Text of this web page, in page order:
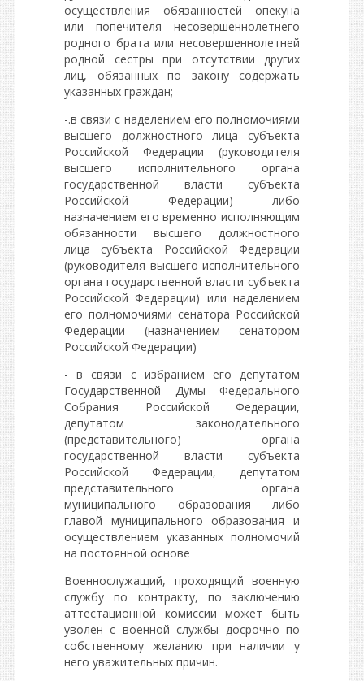
осуществления обязанностей опекуна
или попечителя несовершеннолетнего
родного брата или несовершеннолетней
родной сестры при отсутствии других
лиц, обязанных по закону содержать
указанных граждан;
-.в связи с наделением его полномочиями
высшего должностного лица субъекта
Российской Федерации (руководителя
высшего исполнительного органа
государственной власти субъекта
Российской Федерации) либо
назначением его временно исполняющим
обязанности высшего должностного
лица субъекта Российской Федерации
(руководителя высшего исполнительного
органа государственной власти субъекта
Российской Федерации) или наделением
его полномочиями сенатора Российской
Федерации (назначением сенатором
Российской Федерации)
- в связи с избранием его депутатом
Государственной Думы Федерального
Собрания Российской Федерации,
депутатом законодательного
(представительного) органа
государственной власти субъекта
Российской Федерации, депутатом
представительного органа
муниципального образования либо
главой муниципального образования и
осуществлением указанных полномочий
на постоянной основе
Военнослужащий, проходящий военную
службу по контракту, по заключению
аттестационной комиссии может быть
уволен с военной службы досрочно по
собственному желанию при наличии у
него уважительных причин.